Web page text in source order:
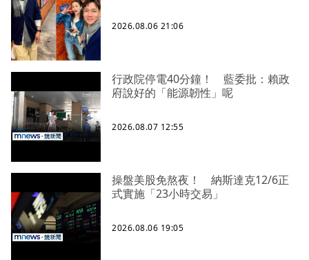
2026.08.06 21:06
行政院停電40分鐘！ 藍委批：賴政
府說好的「能源韌性」呢
2026.08.07 12:55
操盤美股免熬夜！ 納斯達克12/6正
式實施「23小時交易」
2026.08.06 19:05